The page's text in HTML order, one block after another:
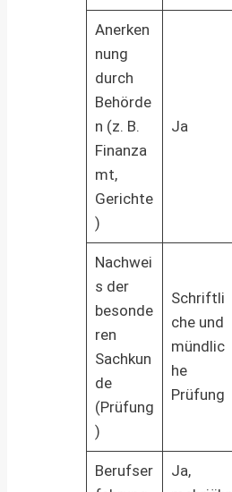
Anerken
nung
durch
Behörde
n (z. B.
Finanza
mt,
Gerichte
)
Ja
Nachwei
s der
besonde
ren
Sachkun
de
(Prüfung
)
Schriftli
che und
mündlic
he
Prüfung
Berufser
Ja,